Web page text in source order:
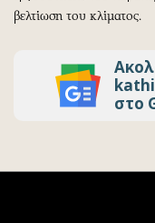
Χειρόγραφα
βελτίωση του κλίματος.
στο